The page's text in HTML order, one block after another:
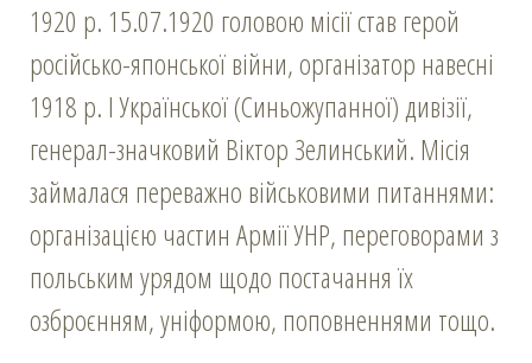
1920 р. 15.07.1920 головою місії став герой
російсько-японської війни, організатор навесні
1918 р. І Української (Синьожупанної) дивізії,
генерал-значковий Віктор Зелинський. Місія
займалася переважно військовими питаннями:
організацією частин Армії УНР, переговорами з
польським урядом щодо постачання їх
озброєнням, уніформою, поповненнями тощо.